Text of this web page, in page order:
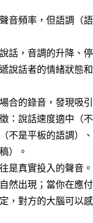
音頻率，但語調（語
話，音調的升降、停
說話者的情緒狀態和
合的錄音，發現吸引
：說話速度適中（不
不是平板的語調）、
）。
是真實投入的聲音。
然出現；當你在應付
，對方的大腦可以感